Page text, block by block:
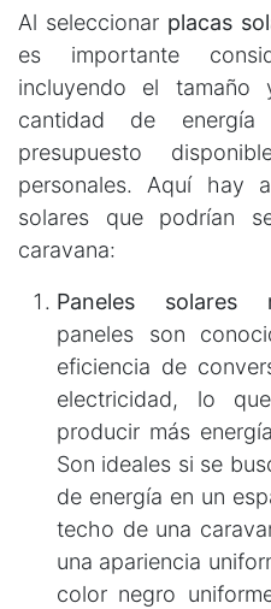
Al seleccionar placas
es importante
incluyendo el
cantidad de
presupuesto
personales. Aquí hay
solares que podrían
caravana:
Paneles solares
paneles son
eficiencia de
electricidad, lo
producir más
Son ideales si se
de energía en un
techo de una
una apariencia
color negro